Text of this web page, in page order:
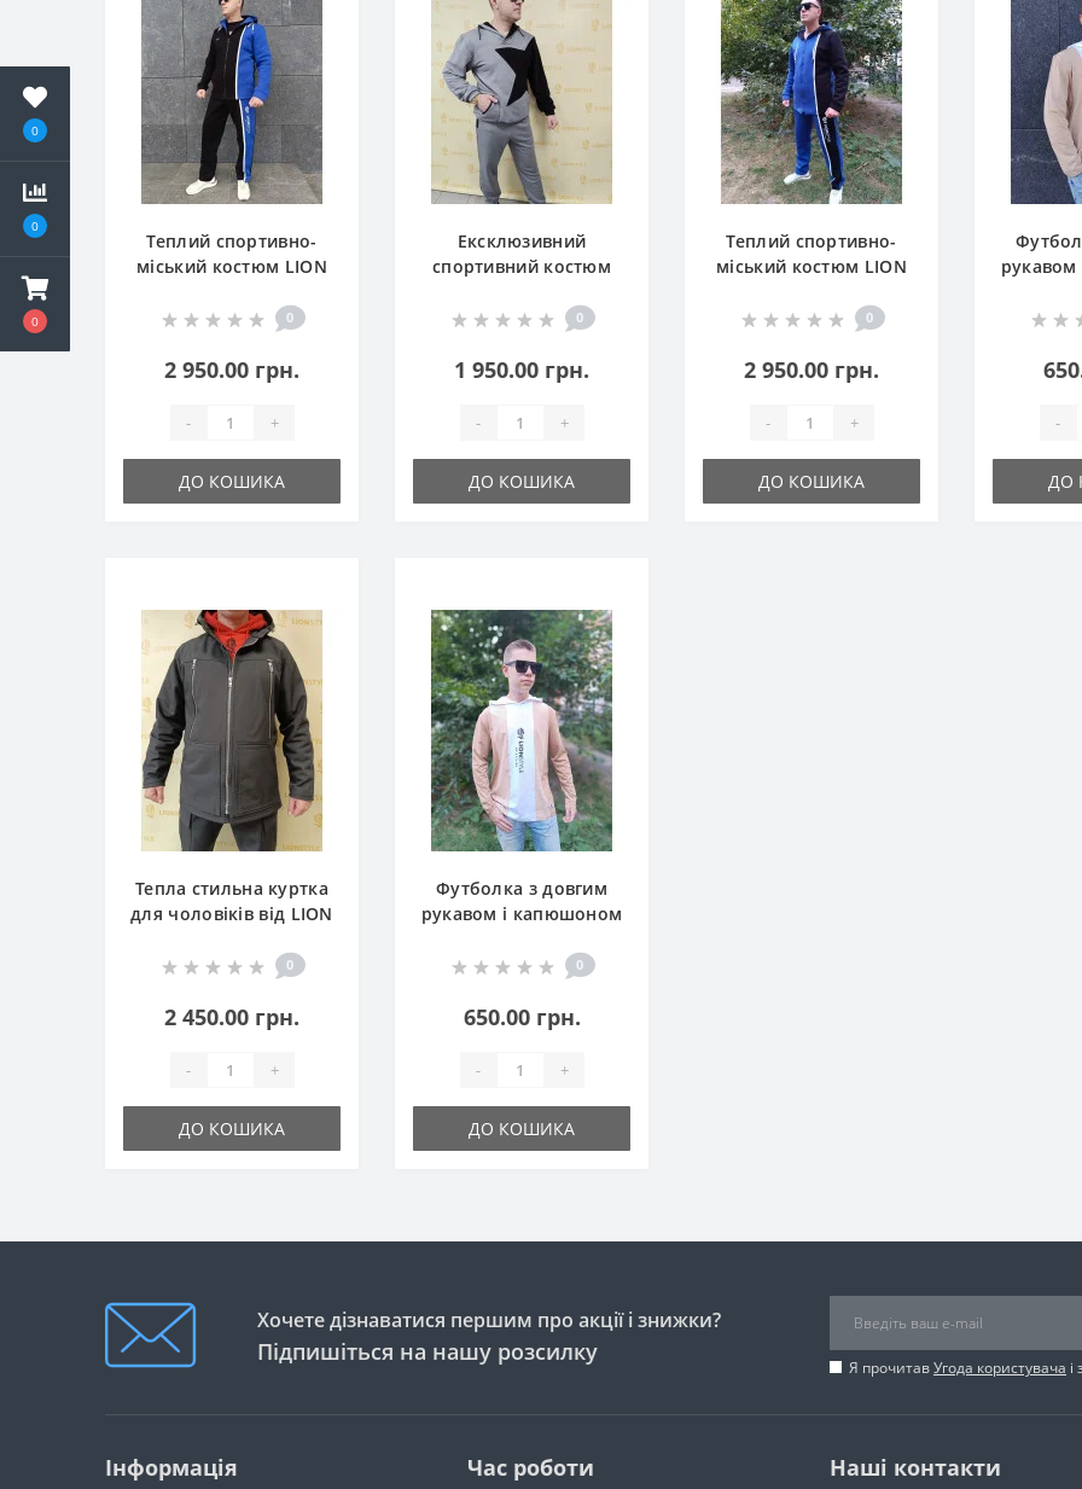
0
0
0
Теплий спортивно-
міський костюм LION
0
2 950.00 грн.
- +
ДО КОШИКА
Ексклюзивний
спортивний костюм
(худі+штани)0
1 950.00 грн.
- +
ДО КОШИКА
Теплий спортивно-
міський костюм LION
0
2 950.00 грн.
- +
ДО КОШИКА
-
ДО
Тепла стильна куртка
для чоловіків від LION
0
2 450.00 грн.
- +
ДО КОШИКА
Футболка з довгим
рукавом і капюшоном
0
650.00 грн.
- +
ДО КОШИКА
Хочете дізнаватися першим про акції і знижки?
Підпишіться на нашу розсилку
Я прочитавУгода користувача
Інформація Час роботи Наші контакти